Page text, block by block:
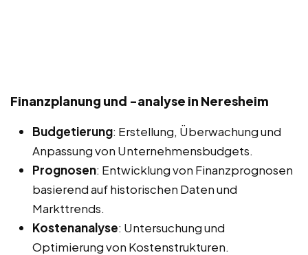
Finanzplanung und -analyse in Neresheim
Budgetierung: Erstellung, Überwachung und
Anpassung von Unternehmensbudgets.
Prognosen: Entwicklung von Finanzprognosen
basierend auf historischen Daten und
Markttrends.
Kostenanalyse: Untersuchung und
Optimierung von Kostenstrukturen.